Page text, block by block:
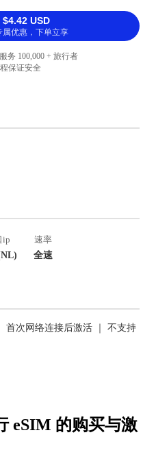
$4.42 USD
属优惠，下单立享
务 100,000 + 旅行者
保证安全
ip
速率
全速
首次网络连接后激活 ｜ 不支持
eSIM 的购买与激